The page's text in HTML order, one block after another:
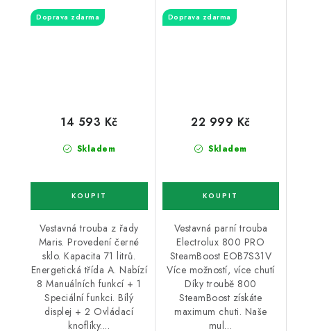
Doprava zdarma
Skladem
14 593 Kč
Vestavná trouba z řady
Maris. Provedení černé
sklo. Kapacita 71 litrů.
Energetická třída A. Nabízí
8 Manuálních funkcí + 1
Speciální funkci. Bílý
displej + 2 Ovládací
knoflíky....
Doprava zdarma
Skladem
22 999 Kč
Vestavná parní trouba
Electrolux 800 PRO
SteamBoost EOB7S31V
Více možností, více chutí
Díky troubě 800
SteamBoost získáte
maximum chuti. Naše
mul…